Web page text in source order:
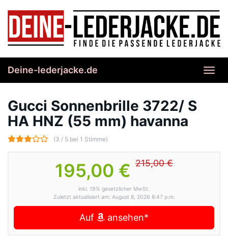
content
Deine-lederjacke.de
Gucci Sonnenbrille 3722/ S
HA HNZ (55 mm) havanna
(3 / 5 bei 1 Stimme)
195,00 € 215,00 €
inkl. 19% gesetzlicher MwSt.
Zuletzt aktualisiert am: August 8, 2026 8:47 p.m.
Auf ansehen*